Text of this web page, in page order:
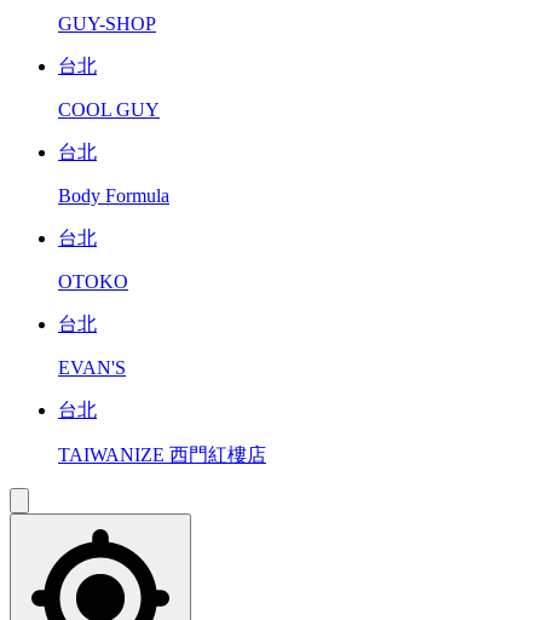
GUY-SHOP
台北
COOL GUY
台北
Body Formula
台北
OTOKO
台北
EVAN'S
台北
TAIWANIZE 西門紅樓店